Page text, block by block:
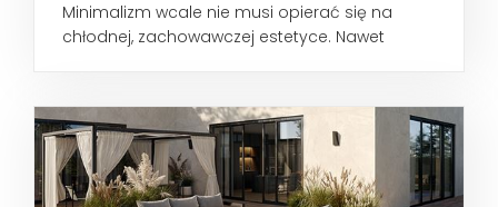
Minimalizm wcale nie musi opierać się na
chłodnej, zachowawczej estetyce. Nawet